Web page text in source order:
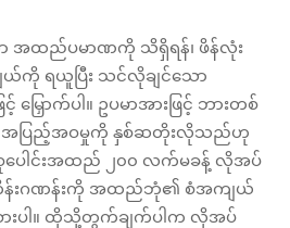
အထည်ပမာဏကို သိရှိရန်၊ ဖိန်လုံး
ရယူပြီး သင်လိုချင်သော
မြှောက်ပါ။ ဥပမာအားဖြင့် ဘားတစ်
အပြည့်အဝမှုကို နှစ်ဆတိုးလိုသည်ဟု
ေါင်းအထည် ၂၀၀ လက်မခန့် လိုအပ်
န်းဂဏန်းကို အထည်ဘုံ၏ စံအကျယ်
ားပါ။ ထိုသို့တွက်ချက်ပါက လိုအပ်